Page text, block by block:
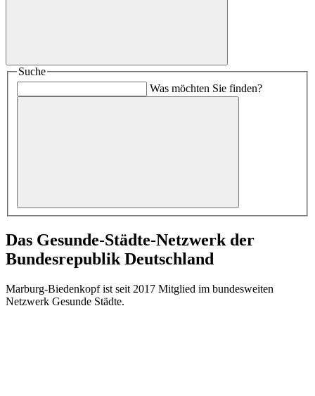
Suche
Was möchten Sie finden?
Das Gesunde-Städte-Netzwerk der
Bundesrepublik Deutschland
Marburg-Biedenkopf ist seit 2017 Mitglied im bundesweiten
Netzwerk Gesunde Städte.